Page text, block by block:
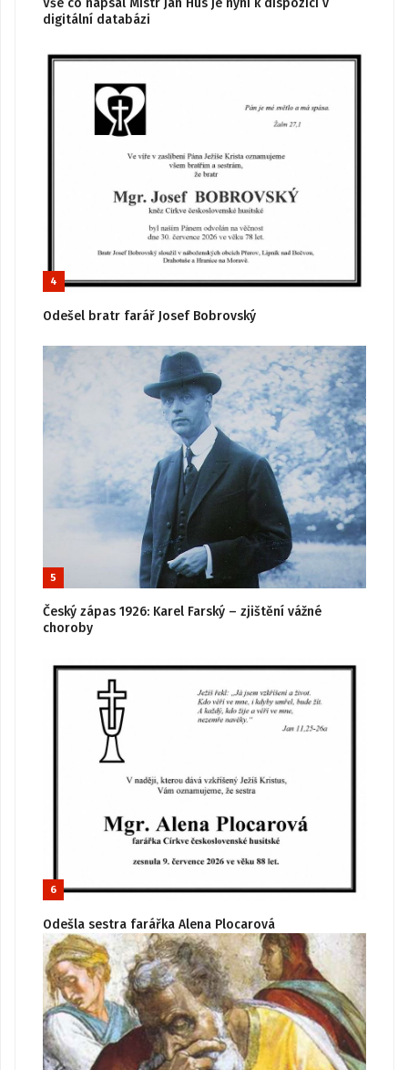
Vše co napsal Mistr Jan Hus je nyní k dispozici v
digitální databázi
4
Odešel bratr farář Josef Bobrovský
5
Český zápas 1926: Karel Farský – zjištění vážné
choroby
6
Odešla sestra farářka Alena Plocarová